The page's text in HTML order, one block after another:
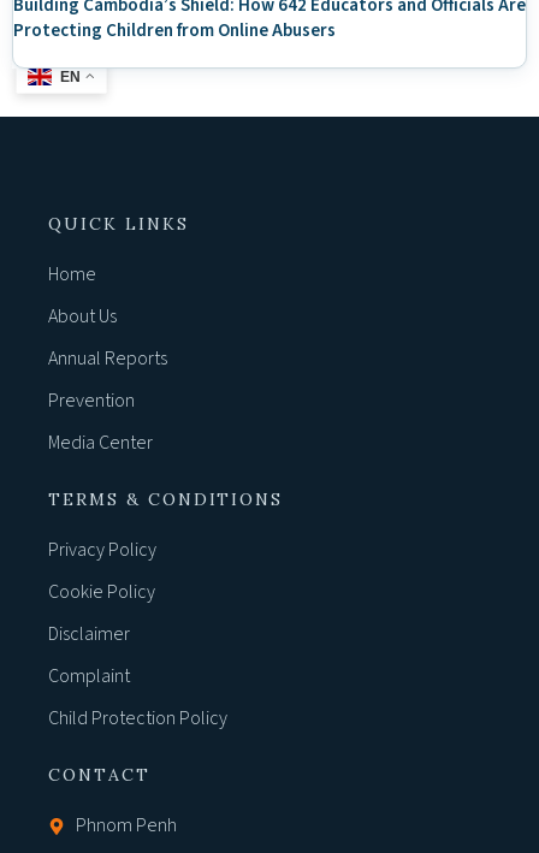
Building Cambodia’s Shield: How 642 Educators and Officials Are
Protecting Children from Online Abusers
EN
QUICK LINKS
Home
About Us
Annual Reports
Prevention
Media Center
TERMS & CONDITIONS
Privacy Policy
Cookie Policy
Disclaimer
Complaint
Child Protection Policy
CONTACT
Phnom Penh